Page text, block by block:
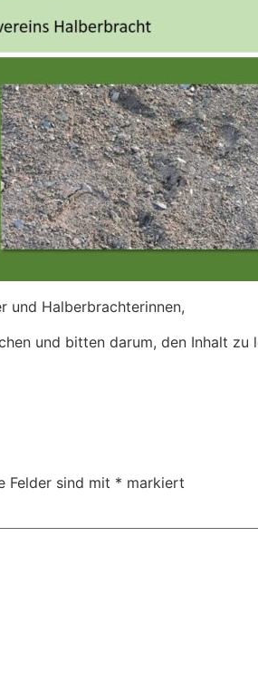
und Halberbrachterinnen,
und bitten darum, den Inhalt zu
Felder sind mit * markiert